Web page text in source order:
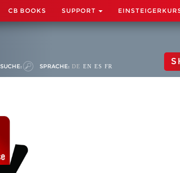
CB BOOKS SUPPORT
SUCHE: SPRACHE: DE EN ES FR